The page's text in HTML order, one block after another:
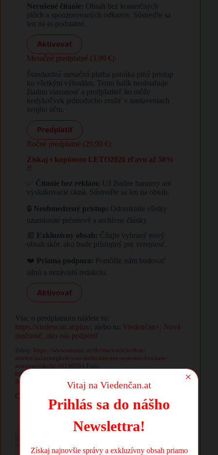
Nerušené čítanie: Obsah bez komerčných
plôch a sponzorovaných odkazov. Sústreďte sa
len na to podstatné.
Aktivovať
Mesačné predplatné (3,99 €):
Štandardná mesačná platba ponúka plný prístup
ku všetkým výhodám. Tento balík neobsahuje
žiadnu viazanosť a predplatiteľ ho môže
kedykoľvek jednoducho zrušiť v nastaveniach
svojho účtu.
Predplatiť
Ročné predplatné (29,90 €):
Ziskaj s kupónom LETO2026 zľavu až 50%
!!
Čítanie bez reklám: Už žiadne bannery ani
vyskakovacie okná. Sústreďte sa len na obsah.
🔒 Neobmedzený prístup: Odomknite všetky
uzamknuté prémiové a archívne články.
📰 Exkluzívny obsah: Čítajte vybraný nový
obsah skôr, ako bude prístupný pre verejnosť.
❤️ Priama podpora: Pomôžte nám budovať
silnú a nezávislú redakciu.
Aktivovať
Viac o predplatnom nájdete tu:
https://viedencan.at/plus/, alebo tu: Viedenčan+: Nová
možnosť, ako nás podporiť
Zdroj: https://www.oeamtc.at/thema/vorschriften-
strafen/zulaessigkeit-von-dashcams-im-oesterreichischen-
strassenverkehr-16180594 Foto:
https://images.pexels.com/photos/30520122/pexels-photo-
30520122.jpeg
Oplatí sa prečítať
Vitaj na Viedenčan.at
Prihlás sa do nášho
Newslettra!
Získaj najnovšie správy a exkluzívny obsah priamo
×